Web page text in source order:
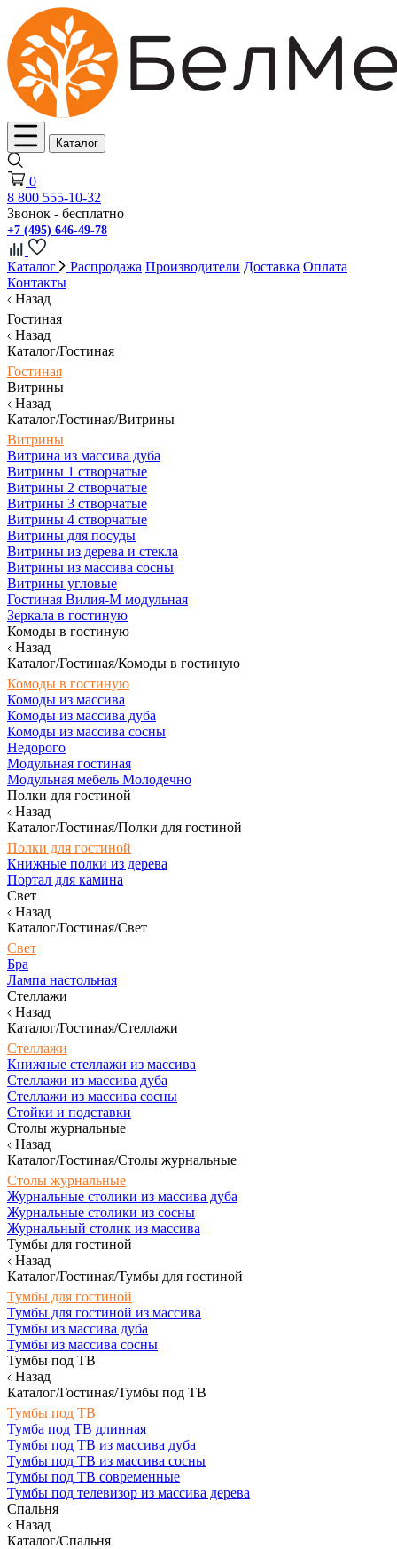
Каталог
0
8 800 555-10-32
Звонок - бесплатно
+7 (495) 646-49-78
Каталог Распродажа Производители Доставка Оплата
Контакты
Назад
Гостиная
Назад
Каталог/Гостиная
Гостиная
Витрины
Назад
Каталог/Гостиная/Витрины
Витрины
Витрина из массива дуба
Витрины 1 створчатые
Витрины 2 створчатые
Витрины 3 створчатые
Витрины 4 створчатые
Витрины для посуды
Витрины из дерева и стекла
Витрины из массива сосны
Витрины угловые
Гостиная Вилия-М модульная
Зеркала в гостиную
Комоды в гостиную
Назад
Каталог/Гостиная/Комоды в гостиную
Комоды в гостиную
Комоды из массива
Комоды из массива дуба
Комоды из массива сосны
Недорого
Модульная гостиная
Модульная мебель Молодечно
Полки для гостиной
Назад
Каталог/Гостиная/Полки для гостиной
Полки для гостиной
Книжные полки из дерева
Портал для камина
Свет
Назад
Каталог/Гостиная/Свет
Свет
Бра
Лампа настольная
Стеллажи
Назад
Каталог/Гостиная/Стеллажи
Стеллажи
Книжные стеллажи из массива
Стеллажи из массива дуба
Стеллажи из массива сосны
Стойки и подставки
Столы журнальные
Назад
Каталог/Гостиная/Столы журнальные
Столы журнальные
Журнальные столики из массива дуба
Журнальные столики из сосны
Журнальный столик из массива
Тумбы для гостиной
Назад
Каталог/Гостиная/Тумбы для гостиной
Тумбы для гостиной
Тумбы для гостиной из массива
Тумбы из массива дуба
Тумбы из массива сосны
Тумбы под ТВ
Назад
Каталог/Гостиная/Тумбы под ТВ
Тумбы под ТВ
Тумба под ТВ длинная
Тумбы под ТВ из массива дуба
Тумбы под ТВ из массива сосны
Тумбы под ТВ современные
Тумбы под телевизор из массива дерева
Спальня
Назад
Каталог/Спальня